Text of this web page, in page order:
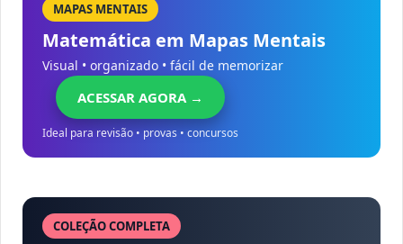
MAPAS MENTAIS
Matemática em Mapas Mentais
Visual • organizado • fácil de memorizar
ACESSAR AGORA →
Ideal para revisão • provas • concursos
COLEÇÃO COMPLETA